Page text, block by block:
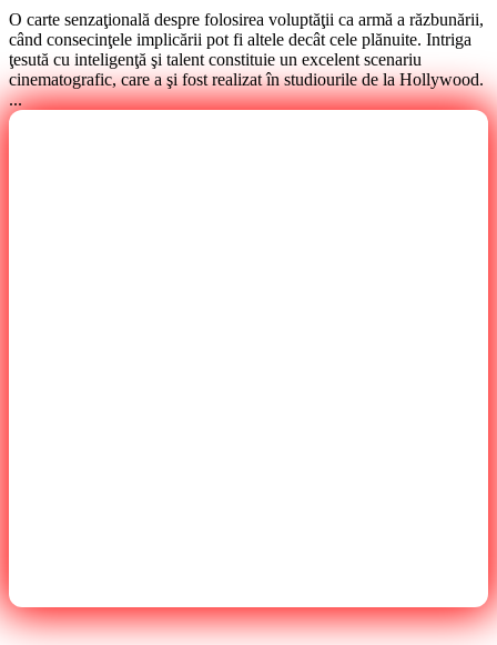
O carte senzaţională despre folosirea voluptăţii ca armă a răzbunării,
când consecinţele implicării pot fi altele decât cele plănuite. Intriga
ţesută cu inteligenţă şi talent constituie un excelent scenariu
cinematografic, care a şi fost realizat în studiourile de la Hollywood.
...